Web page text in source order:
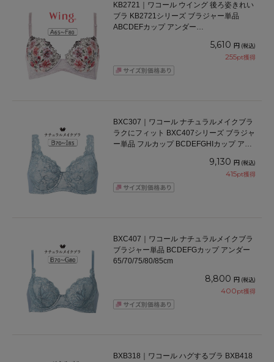
KB2721｜ワコール ウイング 後ろ姿きれい
ブラ KB2721シリーズ ブラジャー単品
ABCDEFカップ アンダー
5,610 円 (税込)
255pt獲得
BXC307｜ワコール ナチュラルメイクブラ
ラクにフィット BXC407シリーズ ブラジャ
ー単品 フルカップ BCDEFGHIカップ アン
9,130 円 (税込)
415pt獲得
BXC407｜ワコール ナチュラルメイクブラ
ブラジャー単品 BCDEFGカップ アンダー
65/70/75/80/85cm
8,800 円 (税込)
400pt獲得
BXB318｜ワコール ハグするブラ BXB418